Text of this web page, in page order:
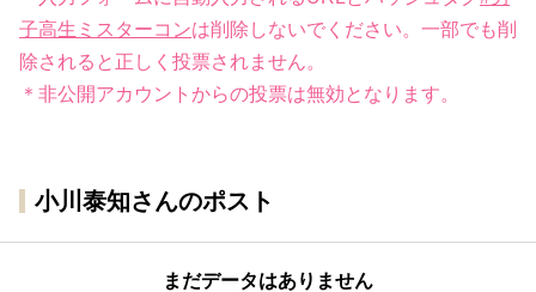
子高生ミスターコンは削除しないでください。一部でも削
除されると正しく投票されません。
＊非公開アカウントからの投票は無効となります。
小川泰知さんのポスト
まだデータはありません